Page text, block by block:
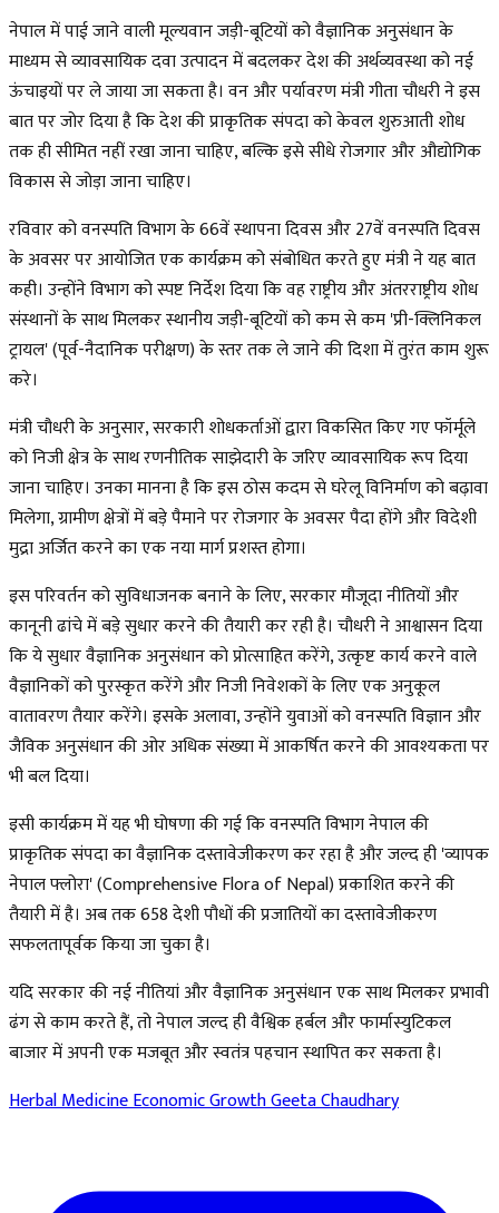
नेपाल में पाई जाने वाली मूल्यवान जड़ी-बूटियों को वैज्ञानिक अनुसंधान के
माध्यम से व्यावसायिक दवा उत्पादन में बदलकर देश की अर्थव्यवस्था को नई
ऊंचाइयों पर ले जाया जा सकता है। वन और पर्यावरण मंत्री गीता चौधरी ने इस
बात पर जोर दिया है कि देश की प्राकृतिक संपदा को केवल शुरुआती शोध
तक ही सीमित नहीं रखा जाना चाहिए, बल्कि इसे सीधे रोजगार और औद्योगिक
विकास से जोड़ा जाना चाहिए।
रविवार को वनस्पति विभाग के 66वें स्थापना दिवस और 27वें वनस्पति दिवस
के अवसर पर आयोजित एक कार्यक्रम को संबोधित करते हुए मंत्री ने यह बात
कही। उन्होंने विभाग को स्पष्ट निर्देश दिया कि वह राष्ट्रीय और अंतरराष्ट्रीय शोध
संस्थानों के साथ मिलकर स्थानीय जड़ी-बूटियों को कम से कम 'प्री-क्लिनिकल
ट्रायल' (पूर्व-नैदानिक ​​परीक्षण) के स्तर तक ले जाने की दिशा में तुरंत काम शुरू
करे।
मंत्री चौधरी के अनुसार, सरकारी शोधकर्ताओं द्वारा विकसित किए गए फॉर्मूले
को निजी क्षेत्र के साथ रणनीतिक साझेदारी के जरिए व्यावसायिक रूप दिया
जाना चाहिए। उनका मानना है कि इस ठोस कदम से घरेलू विनिर्माण को बढ़ावा
मिलेगा, ग्रामीण क्षेत्रों में बड़े पैमाने पर रोजगार के अवसर पैदा होंगे और विदेशी
मुद्रा अर्जित करने का एक नया मार्ग प्रशस्त होगा।
इस परिवर्तन को सुविधाजनक बनाने के लिए, सरकार मौजूदा नीतियों और
कानूनी ढांचे में बड़े सुधार करने की तैयारी कर रही है। चौधरी ने आश्वासन दिया
कि ये सुधार वैज्ञानिक अनुसंधान को प्रोत्साहित करेंगे, उत्कृष्ट कार्य करने वाले
वैज्ञानिकों को पुरस्कृत करेंगे और निजी निवेशकों के लिए एक अनुकूल
वातावरण तैयार करेंगे। इसके अलावा, उन्होंने युवाओं को वनस्पति विज्ञान और
जैविक अनुसंधान की ओर अधिक संख्या में आकर्षित करने की आवश्यकता पर
भी बल दिया।
इसी कार्यक्रम में यह भी घोषणा की गई कि वनस्पति विभाग नेपाल की
प्राकृतिक संपदा का वैज्ञानिक दस्तावेजीकरण कर रहा है और जल्द ही 'व्यापक
नेपाल फ्लोरा' (Comprehensive Flora of Nepal) प्रकाशित करने की
तैयारी में है। अब तक 658 देशी पौधों की प्रजातियों का दस्तावेजीकरण
सफलतापूर्वक किया जा चुका है।
यदि सरकार की नई नीतियां और वैज्ञानिक अनुसंधान एक साथ मिलकर प्रभावी
ढंग से काम करते हैं, तो नेपाल जल्द ही वैश्विक हर्बल और फार्मास्युटिकल
बाजार में अपनी एक मजबूत और स्वतंत्र पहचान स्थापित कर सकता है।
Herbal MedicineEconomic GrowthGeeta Chaudhary